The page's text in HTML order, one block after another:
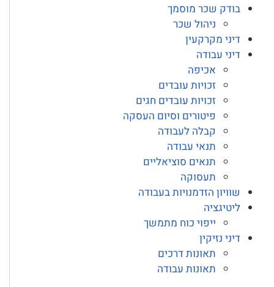
בודק שכר מוסמך
ניהול שכר
דיני מקרקעין
דיני עבודה
אכיפה
זכויות עובדים
זכויות עובדים חגים
פיטורים וסיום העסקה
קבלה לעבודה
תנאי עבודה
תנאים סוציאליים
תעסוקה
שוויון הזדמנויות בעבודה
ליטיגציה
ייפוי כוח מתמשך
דיני נזיקין
תאונות דרכים
תאונות עבודה